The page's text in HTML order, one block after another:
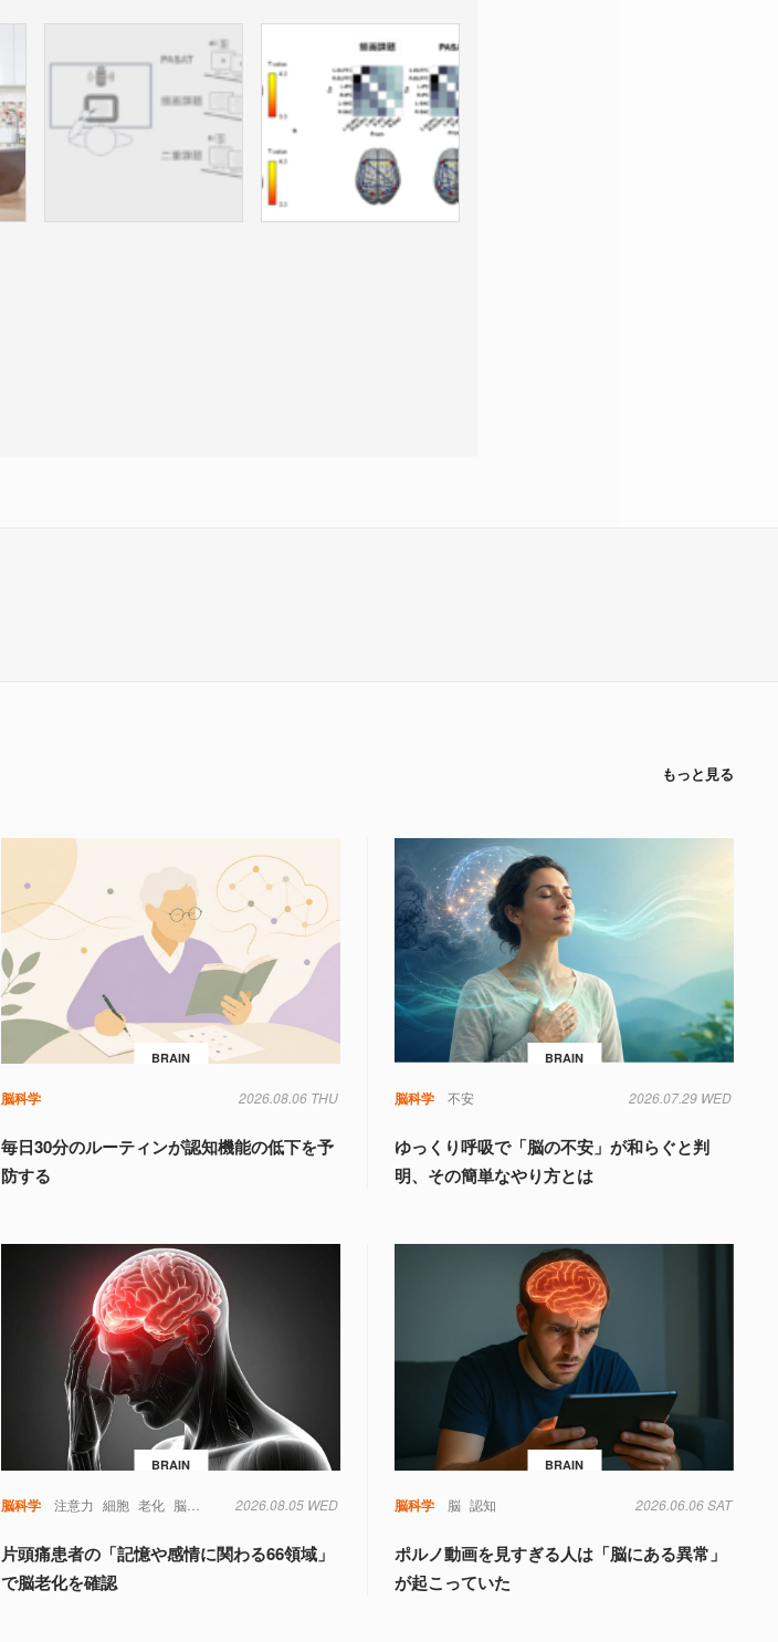
もっと見る
BRAIN
脳科学 2026.08.06 THU
毎日30分のルーティンが認知機能の低下を予
防する
BRAIN
脳科学 不安 2026.07.29 WED
ゆっくり呼吸で「脳の不安」が和らぐと判
明、その簡単なやり方とは
BRAIN
脳科学 注意力 細胞 老化 脳 記憶 認知
2026.08.05 WED
片頭痛患者の「記憶や感情に関わる66領域」
で脳老化を確認
BRAIN
脳科学 脳 認知 2026.06.06 SAT
ポルノ動画を見すぎる人は「脳にある異常」
が起こっていた